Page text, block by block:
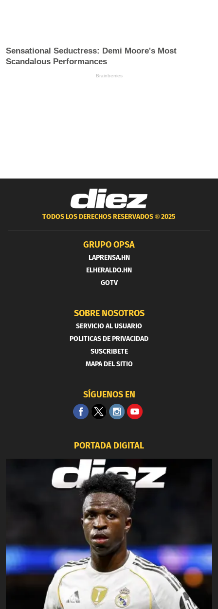
TODOS LOS DERECHOS RESERVADOS ®2025
GRUPO OPSA
LAPRENSA.HN
ELHERALDO.HN
GOTV
SOBRE NOSOTROS
SERVICIO AL USUARIO
POLITICAS DE PRIVACIDAD
SUSCRIBETE
MAPA DEL SITIO
SÍGUENOS EN
PORTADA DIGITAL